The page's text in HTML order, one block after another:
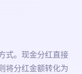
式。现金分红直接
将分红金额转化为